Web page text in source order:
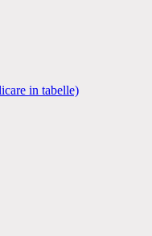
in tabelle)